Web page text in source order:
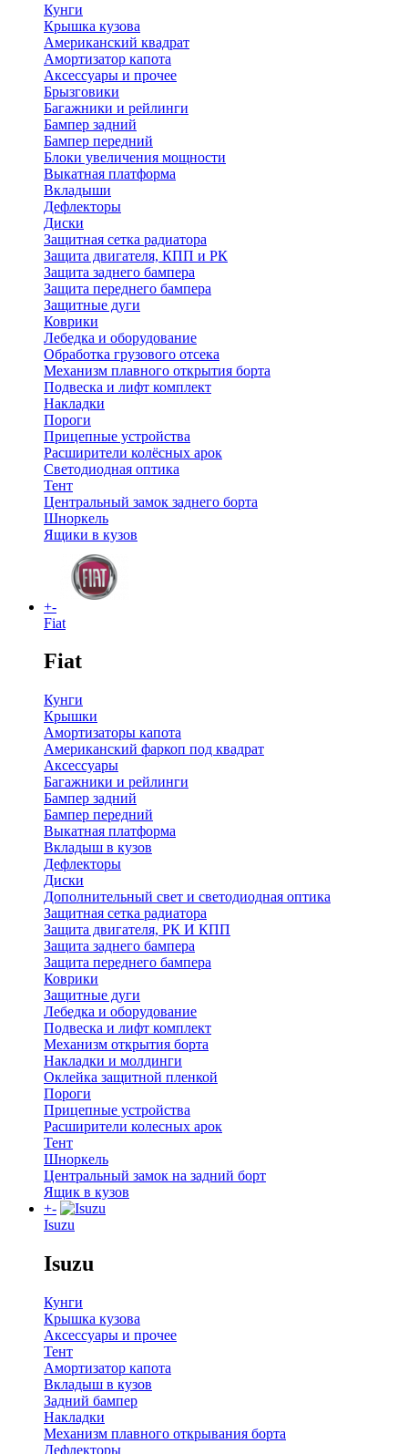
Кунги
Крышка кузова
Американский квадрат
Амортизатор капота
Аксессуары и прочее
Брызговики
Багажники и рейлинги
Бампер задний
Бампер передний
Блоки увеличения мощности
Выкатная платформа
Вкладыши
Дефлекторы
Диски
Защитная сетка радиатора
Защита двигателя, КПП и РК
Защита заднего бампера
Защита переднего бампера
Защитные дуги
Коврики
Лебедка и оборудование
Обработка грузового отсека
Механизм плавного открытия борта
Подвеска и лифт комплект
Накладки
Пороги
Прицепные устройства
Расширители колёсных арок
Светодиодная оптика
Тент
Центральный замок заднего борта
Шноркель
Ящики в кузов
+-
Fiat
Fiat
Кунги
Крышки
Амортизаторы капота
Американский фаркоп под квадрат
Аксессуары
Багажники и рейлинги
Бампер задний
Бампер передний
Выкатная платформа
Вкладыш в кузов
Дефлекторы
Диски
Дополнительный свет и светодиодная оптика
Защитная сетка радиатора
Защита двигателя, РК И КПП
Защита заднего бампера
Защита переднего бампера
Коврики
Защитные дуги
Лебедка и оборудование
Подвеска и лифт комплект
Механизм открытия борта
Накладки и молдинги
Оклейка защитной пленкой
Пороги
Прицепные устройства
Расширители колесных арок
Тент
Шноркель
Центральный замок на задний борт
Ящик в кузов
+-
Isuzu
Isuzu
Кунги
Крышка кузова
Аксессуары и прочее
Тент
Амортизатор капота
Вкладыш в кузов
Задний бампер
Накладки
Механизм плавного открывания борта
Дефлекторы